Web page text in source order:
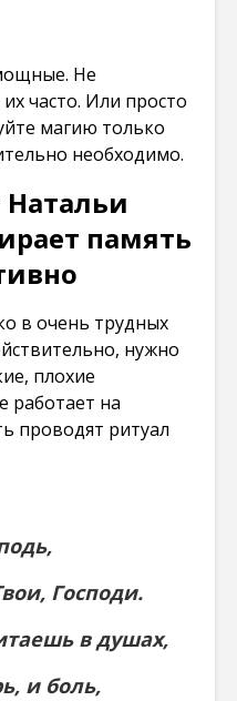
Не
часто. Или просто
магию только
необходимо.
Натальи
память
в очень трудных
нужно
плохие
работает на
проводят ритуал
Господи.
в душах,
и боль,